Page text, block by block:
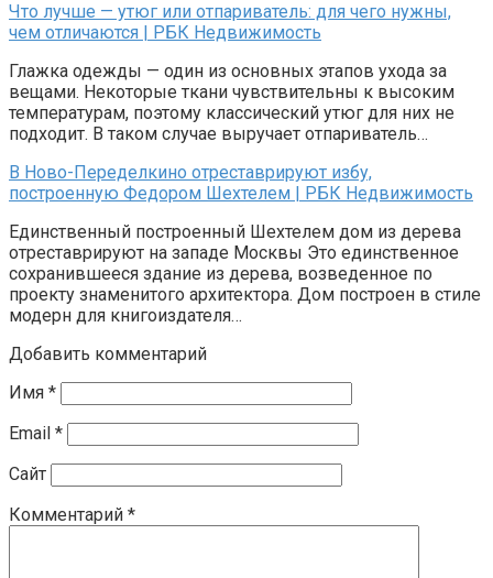
Что лучше — утюг или отпариватель: для чего нужны,
чем отличаются | РБК Недвижимость
Глажка одежды — один из основных этапов ухода за
вещами. Некоторые ткани чувствительны к высоким
температурам, поэтому классический утюг для них не
подходит. В таком случае выручает отпариватель…
В Ново-Переделкино отреставрируют избу,
построенную Федором Шехтелем | РБК Недвижимость
Единственный построенный Шехтелем дом из дерева
отреставрируют на западе Москвы Это единственное
сохранившееся здание из дерева, возведенное по
проекту знаменитого архитектора. Дом построен в стиле
модерн для книгоиздателя…
Добавить комментарий
Имя *
Email *
Сайт
Комментарий *